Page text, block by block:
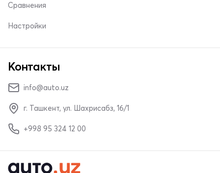
Сравнения
Настройки
Контакты
info@auto.uz
г. Ташкент, ул. Шахрисабз, 16/1
+998 95 324 12 00